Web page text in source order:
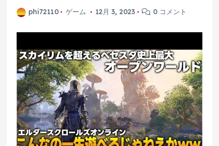
phi72110 ゲーム 12月 3, 2023 0 コメント